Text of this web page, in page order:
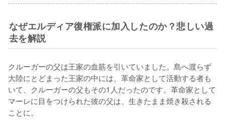
なぜエルディア復権派に加入したのか？悲しい過
去を解説
クルーガーの父は王家の血筋を引いていました。島へ渡らず
大陸にとどまった王家の中には、革命家として活動する者も
いて、クルーガーの父もその1人だったのです。革命家として
マーレに目をつけられた彼の父は、生きたまま焼き殺される
ことに。